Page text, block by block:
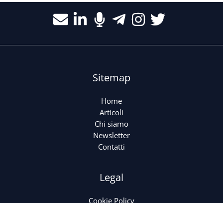
Sitemap
Home
Articoli
Chi siamo
Newsletter
Contatti
Legal
Cookie Policy